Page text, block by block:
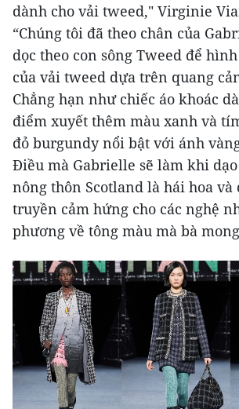
dành cho vải tweed," Virginie
“Chúng tôi đã theo chân của
dọc theo con sông Tweed để
của vải tweed dựa trên quang
Chẳng hạn như chiếc áo khoác
điểm xuyết thêm màu xanh và
đỏ burgundy nổi bật với ánh
Điều mà Gabrielle sẽ làm khi
nông thôn Scotland là hái hoa và
truyền cảm hứng cho các nghệ
phương về tông màu mà bà